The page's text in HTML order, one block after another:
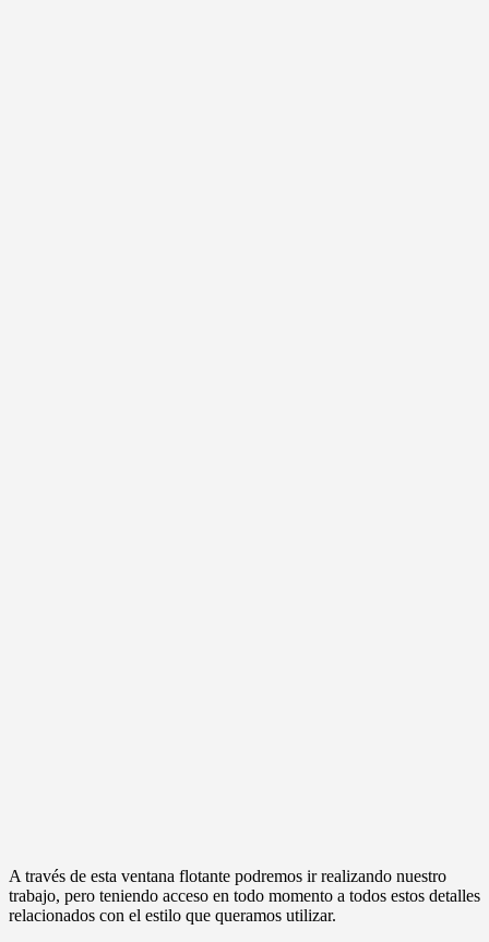
A través de esta ventana flotante podremos ir realizando nuestro
trabajo, pero teniendo acceso en todo momento a todos estos detalles
relacionados con el estilo que queramos utilizar.